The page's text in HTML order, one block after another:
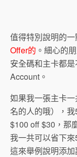
值得特別說明的一
Offer的 。細心的
安全碼和主卡都
Account。
如果我一張主卡
名的人的哦），
$100 off $30，那
我一共可以省下
這來舉例說明添